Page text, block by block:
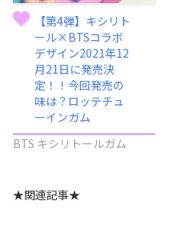
【第4弾】キシリト
ール×BTSコラボ
デザイン2021年12
月21日に発売決
定！！今回発売の
味は？ロッテチュ
ーインガム
BTS キシリトールガム
★関連記事★